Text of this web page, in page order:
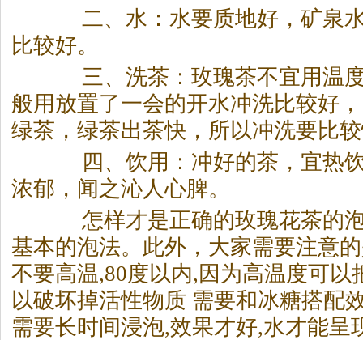
二、水：水要质地好，矿泉水
比较好。
三、洗茶 ：玫瑰茶不宜用温
般用放置了一会的开水冲洗比较好
绿茶 ，绿茶出茶快，所以冲洗要比
四、饮用：冲好的茶 ，宜热
浓郁，闻之沁人心脾。
怎样才是正确的玫瑰花茶的
基本的泡法。此外，大家需要注意
不要高温,80度以内,因为高温度可以
以破坏掉活性物质 需要和冰糖搭配
需要长时间浸泡,效果才好,水才能呈